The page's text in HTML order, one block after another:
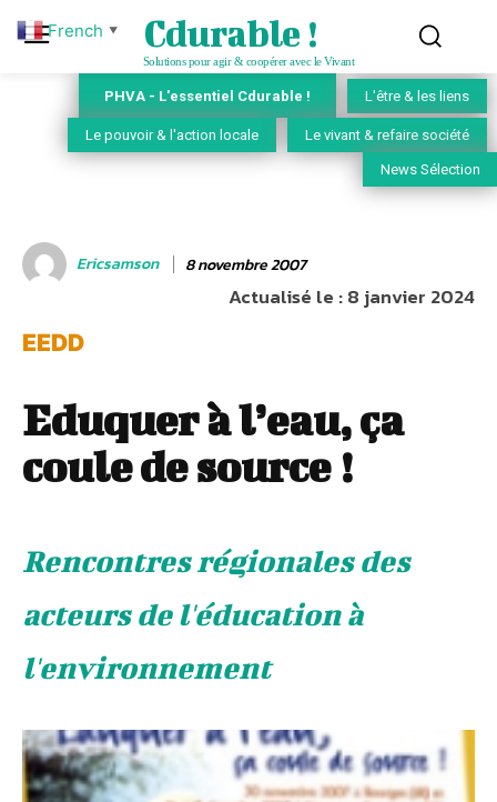
Cdurable !
Solutions pour agir & coopérer avec le Vivant
PHVA - L'essentiel Cdurable ! L'être & les liens
Le pouvoir & l'action locale Le vivant & refaire société
News Sélection
Ericsamson 8 novembre 2007
Actualisé le :8 janvier 2024
EEDD
Eduquer à l’eau, ça
coule de source !
Rencontres régionales des
acteurs de l'éducation à
l'environnement
French ▼